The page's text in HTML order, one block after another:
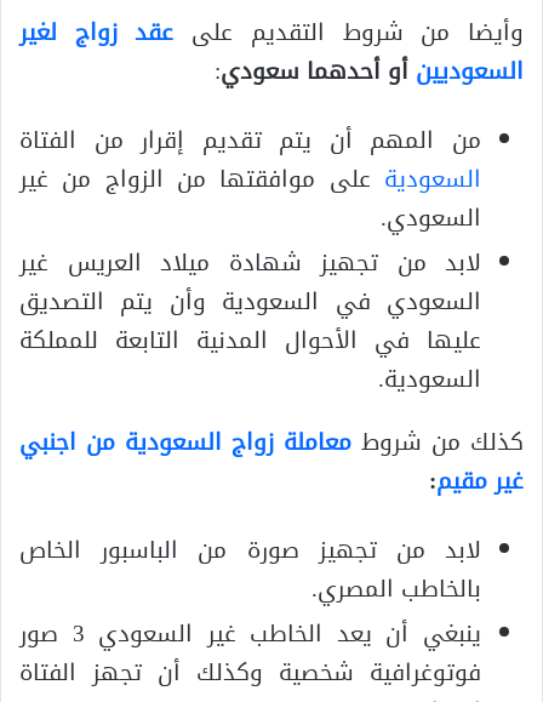
وأيضا من شروط التقديم على عقد زواج لغير
السعوديينأو أحدهما سعودي:
من المهم أن يتم تقديم إقرار من الفتاة
السعودية على موافقتها من الزواج من غير
السعودي.
لابد من تجهيز شهادة ميلاد العريس غير
السعودي في السعودية وأن يتم التصديق
عليها في الأحوال المدنية التابعة للمملكة
السعودية.
كذلك من شروط معاملة زواج السعودية من اجنبي
غير مقيم:
لابد من تجهيز صورة من الباسبور الخاص
بالخاطب المصري.
ينبغي أن يعد الخاطب غير السعودي 3 صور
فوتوغرافية شخصية وكذلك أن تجهز الفتاة